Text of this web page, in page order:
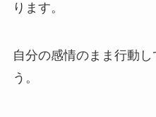
ります。
自分の感情のまま行動
う。